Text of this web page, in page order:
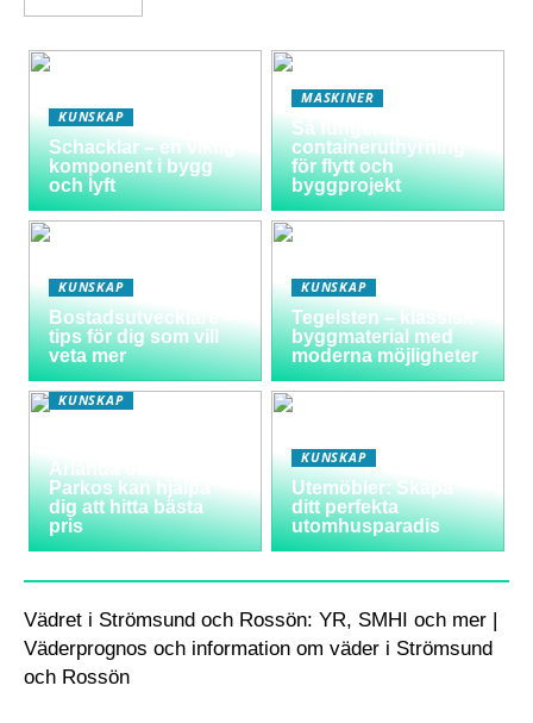
KUNSKAP
Schacklar – en viktig
komponent i bygg
och lyft
MASKINER
Så fungerar
containeruthyrning
för flytt och
byggprojekt
KUNSKAP
Bostadsutvecklare –
tips för dig som vill
veta mer
KUNSKAP
Tegelsten – klassisk
byggmaterial med
moderna möjligheter
KUNSKAP
Arlanda och hur
Parkos kan hjälpa
dig att hitta bästa
pris
KUNSKAP
Utemöbler: Skapa
ditt perfekta
utomhusparadis
Vädret i Strömsund och Rossön: YR, SMHI och mer |
Väderprognos och information om väder i Strömsund
och Rossön